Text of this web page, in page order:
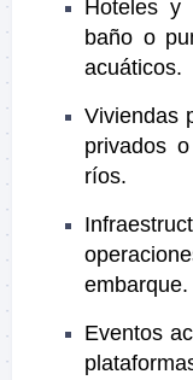
Hoteles y
baño o
acuáticos.
Viviendas
privados
ríos.
embarque.
Eventos